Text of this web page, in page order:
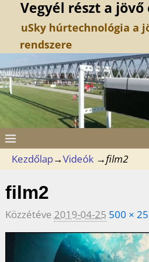
Vegyél részt a
uSky húrtechnológia a
rendszere
Kezdőlap→Videók →film2
film2
Közzétéve 2019-04-25 500 ×